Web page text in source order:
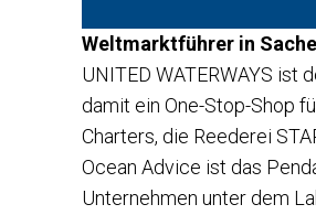
Weltmarktführer in
UNITED WATERWAYS
damit ein One-Stop-Shop
Charters, die Reederei
Ocean Advice ist das
Unternehmen unter dem